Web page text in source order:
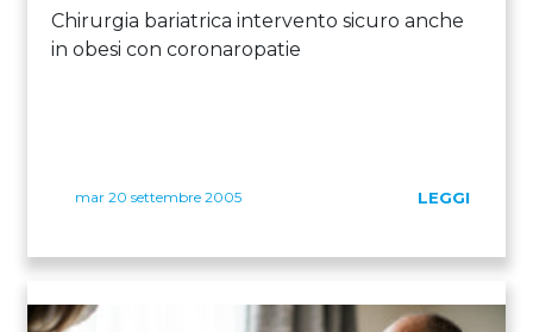
Chirurgia bariatrica intervento sicuro anche
in obesi con coronaropatie
mar 20 settembre 2005 LEGGI